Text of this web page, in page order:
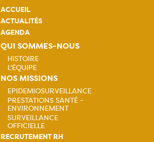
ACCUEIL
ACTUALITÉS
AGENDA
QUI SOMMES-NOUS
Navigation
principale
HISTOIRE
L'ÉQUIPE
NOS MISSIONS
Navigation
principale
EPIDEMIOSURVEILLANCE
PRESTATIONS SANTÉ -
ENVIRONNEMENT
SURVEILLANCE
OFFICIELLE
RECRUTEMENT RH